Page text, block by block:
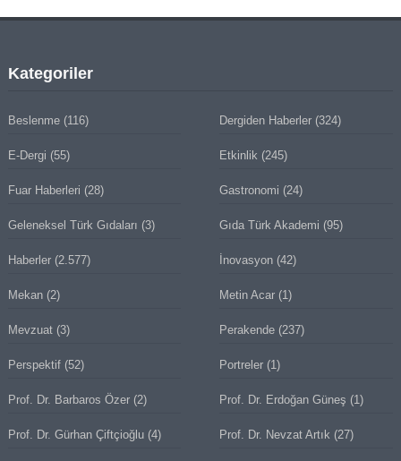
Kategoriler
Beslenme(116) Dergiden Haberler (324)
E-Dergi (55) Etkinlik (245)
Fuar Haberleri (28) Gastronomi (24)
Geleneksel Türk Gıdaları (3) Gıda Türk Akademi (95)
Haberler(2.577) İnovasyon (42)
Mekan(2) Metin Acar (1)
Mevzuat(3) Perakende (237)
Perspektif(52) Portreler (1)
Prof. Dr. Barbaros Özer(2) Prof. Dr. Erdoğan Güneş (1)
Prof. Dr. Gürhan Çiftçioğlu(4) Prof. Dr. Nevzat Artık (27)